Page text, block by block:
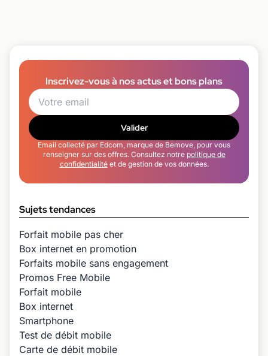
Inscrivez-vous à nos actus et bons plans
Valider
Email collecté par Edcom, marque de Bemove, pour vous
renseigner sur des offres. Consultez notre politique de
confidentialitéet de gestion de vos données.
Sujets tendances
Forfait mobile pas cher
Box internet en promotion
Forfaits mobile sans engagement
Promos Free Mobile
Forfait mobile
Box internet
Smartphone
Test de débit mobile
Carte de débit mobile